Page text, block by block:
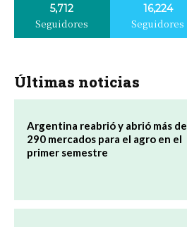
5,712
Seguidores
16,224
Seguidores
Últimas noticias
Argentina reabrió y abrió más de
290 mercados para el agro en el
primer semestre